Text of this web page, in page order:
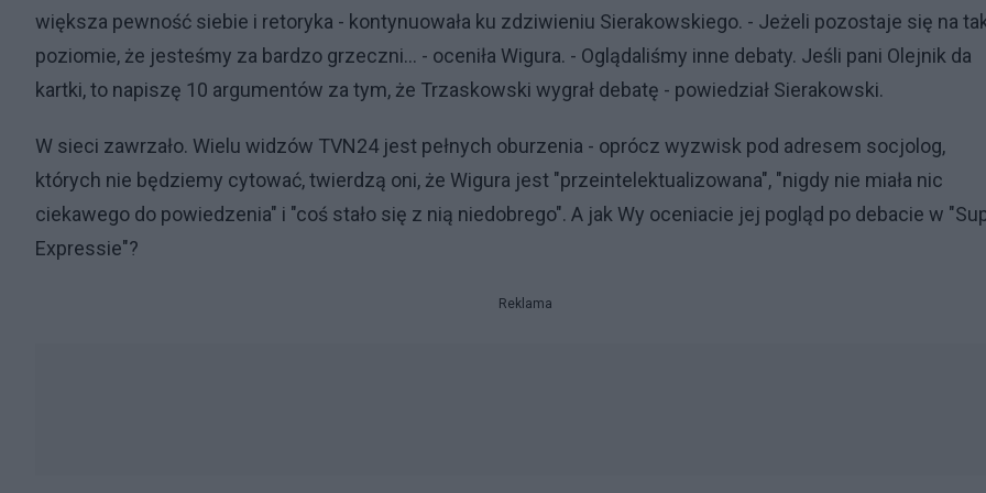
większa pewność siebie i retoryka - kontynuowała ku zdziwieniu Sierakowskiego. - Jeżeli pozostaje się na
poziomie, że jesteśmy za bardzo grzeczni... - oceniła Wigura. - Oglądaliśmy inne debaty. Jeśli pani Olejnik da
kartki, to napiszę 10 argumentów za tym, że Trzaskowski wygrał debatę - powiedział Sierakowski.
W sieci zawrzało. Wielu widzów TVN24 jest pełnych oburzenia - oprócz wyzwisk pod adresem socjolog,
których nie będziemy cytować, twierdzą oni, że Wigura jest "przeintelektualizowana", "nigdy nie miała nic
ciekawego do powiedzenia" i "coś stało się z nią niedobrego". A jak Wy oceniacie jej pogląd po debacie w
Expressie"?
Reklama